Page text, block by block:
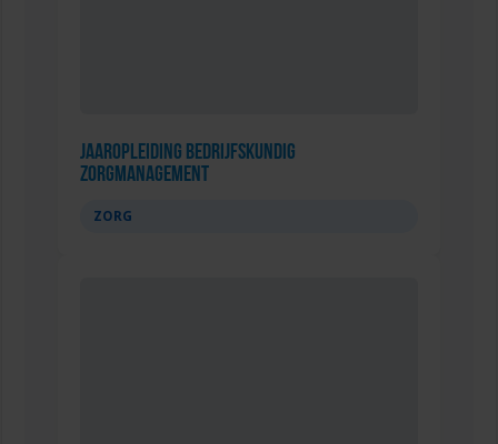
Jaaropleiding Bedrijfskundig
Zorgmanagement
ZORG